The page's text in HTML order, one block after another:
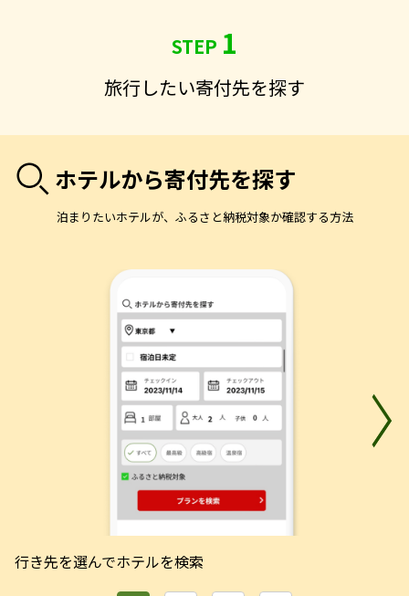
STEP 1
旅行したい寄付先を探す
ホテルから寄付先を探す
泊まりたいホテルが、ふるさと納税対象か確認する方法
行き先を選んでホテルを検索